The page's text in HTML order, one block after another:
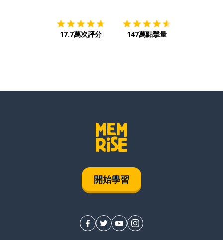
17.7萬次評分 147萬點擊量
開始學習